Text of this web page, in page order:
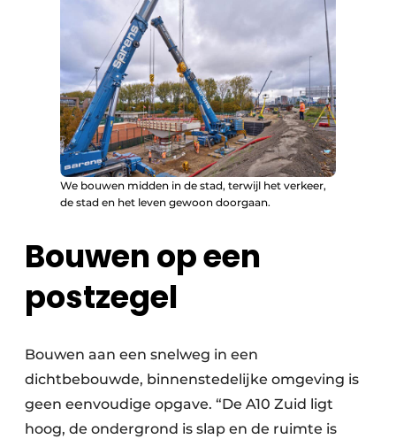
We bouwen midden in de stad, terwijl het verkeer,
de stad en het leven gewoon doorgaan.
Bouwen op een
postzegel
Bouwen aan een snelweg in een
dichtbebouwde, binnenstedelijke omgeving is
geen eenvoudige opgave. “De A10 Zuid ligt
hoog, de ondergrond is slap en de ruimte is